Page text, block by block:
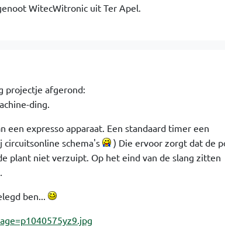
WitecWitronic uit Ter Apel.
projectje afgerond:
ding.
een expresso apparaat. Een standaard timer een
circuitsonline schema's
) Die ervoor zorgt dat de
plant niet verzuipt. Op het eind van de slang zitten
ben...